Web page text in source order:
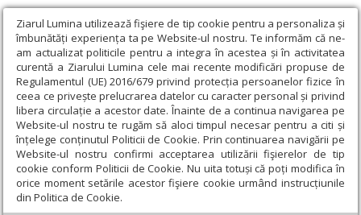
Ziarul Lumina utilizează fişiere de tip cookie pentru a personaliza și
îmbunătăți experiența ta pe Website-ul nostru. Te informăm că ne-
am actualizat politicile pentru a integra în acestea și în activitatea
curentă a Ziarului Lumina cele mai recente modificări propuse de
Regulamentul (UE) 2016/679 privind protecția persoanelor fizice în
ceea ce privește prelucrarea datelor cu caracter personal și privind
libera circulație a acestor date. Înainte de a continua navigarea pe
Website-ul nostru te rugăm să aloci timpul necesar pentru a citi și
înțelege conținutul Politicii de Cookie. Prin continuarea navigării pe
Website-ul nostru confirmi acceptarea utilizării fişierelor de tip
cookie conform Politicii de Cookie. Nu uita totuși că poți modifica în
orice moment setările acestor fişiere cookie urmând instrucțiunile
din Politica de Cookie.
Ziarul Lumina › Actualitate religioasă › Știri › Binecuvântare
arhierească la Catedrala din Deva
Binecuvântare arhierească la Catedrala din
Deva